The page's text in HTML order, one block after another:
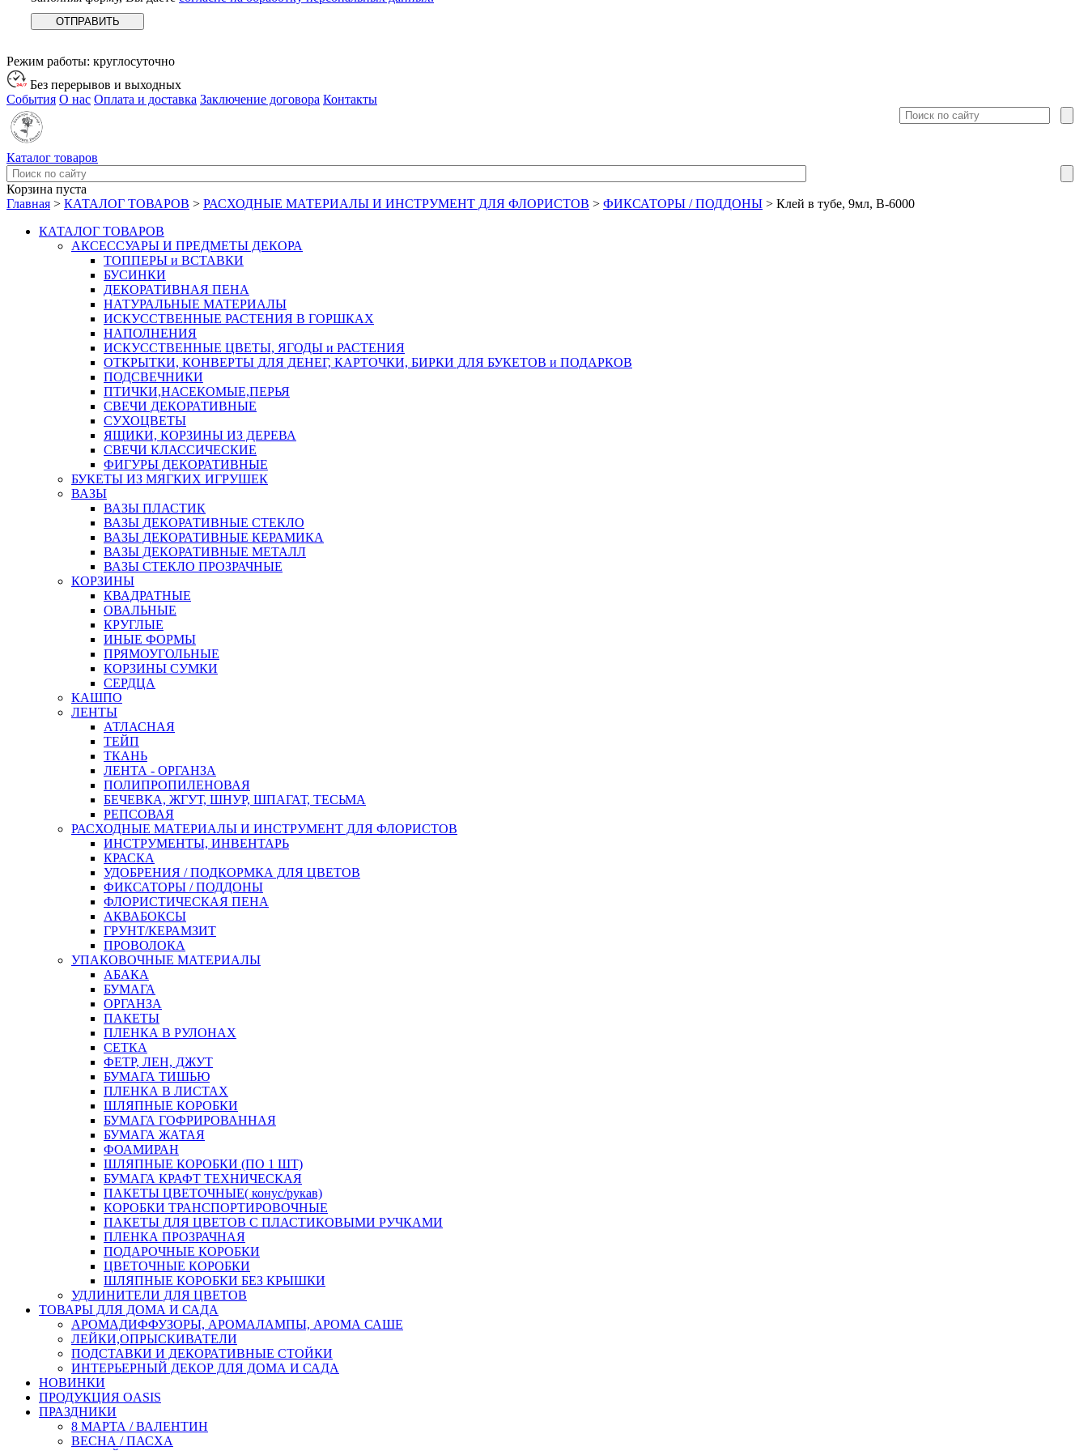
Режим работы: круглосуточно
Без перерывов и выходных
События О нас Оплата и доставка Заключение договора Контакты
Каталог товаров
Корзина пуста
Главная > КАТАЛОГ ТОВАРОВ > РАСХОДНЫЕ МАТЕРИАЛЫ И ИНСТРУМЕНТ ДЛЯ ФЛОРИСТОВ > ФИКСАТОРЫ / ПОДДОНЫ > Клей в тубе, 9мл, B-6000
КАТАЛОГ ТОВАРОВ
АКСЕССУАРЫ И ПРЕДМЕТЫ ДЕКОРА
ТОППЕРЫ и ВСТАВКИ
БУСИНКИ
ДЕКОРАТИВНАЯ ПЕНА
НАТУРАЛЬНЫЕ МАТЕРИАЛЫ
ИСКУССТВЕННЫЕ РАСТЕНИЯ В ГОРШКАХ
НАПОЛНЕНИЯ
ИСКУССТВЕННЫЕ ЦВЕТЫ, ЯГОДЫ и РАСТЕНИЯ
ОТКРЫТКИ, КОНВЕРТЫ ДЛЯ ДЕНЕГ, КАРТОЧКИ, БИРКИ ДЛЯ БУКЕТОВ и ПОДАРКОВ
ПОДСВЕЧНИКИ
ПТИЧКИ,НАСЕКОМЫЕ,ПЕРЬЯ
СВЕЧИ ДЕКОРАТИВНЫЕ
СУХОЦВЕТЫ
ЯЩИКИ, КОРЗИНЫ ИЗ ДЕРЕВА
СВЕЧИ КЛАССИЧЕСКИЕ
ФИГУРЫ ДЕКОРАТИВНЫЕ
БУКЕТЫ ИЗ МЯГКИХ ИГРУШЕК
ВАЗЫ
ВАЗЫ ПЛАСТИК
ВАЗЫ ДЕКОРАТИВНЫЕ СТЕКЛО
ВАЗЫ ДЕКОРАТИВНЫЕ КЕРАМИКА
ВАЗЫ ДЕКОРАТИВНЫЕ МЕТАЛЛ
ВАЗЫ СТЕКЛО ПРОЗРАЧНЫЕ
КОРЗИНЫ
КВАДРАТНЫЕ
ОВАЛЬНЫЕ
КРУГЛЫЕ
ИНЫЕ ФОРМЫ
ПРЯМОУГОЛЬНЫЕ
КОРЗИНЫ СУМКИ
СЕРДЦА
КАШПО
ЛЕНТЫ
АТЛАСНАЯ
ТЕЙП
ТКАНЬ
ЛЕНТА - ОРГАНЗА
ПОЛИПРОПИЛЕНОВАЯ
БЕЧЕВКА, ЖГУТ, ШНУР, ШПАГАТ, ТЕСЬМА
РЕПСОВАЯ
РАСХОДНЫЕ МАТЕРИАЛЫ И ИНСТРУМЕНТ ДЛЯ ФЛОРИСТОВ
ИНСТРУМЕНТЫ, ИНВЕНТАРЬ
КРАСКА
УДОБРЕНИЯ / ПОДКОРМКА ДЛЯ ЦВЕТОВ
ФИКСАТОРЫ / ПОДДОНЫ
ФЛОРИСТИЧЕСКАЯ ПЕНА
АКВАБОКСЫ
ГРУНТ/КЕРАМЗИТ
ПРОВОЛОКА
УПАКОВОЧНЫЕ МАТЕРИАЛЫ
АБАКА
БУМАГА
ОРГАНЗА
ПАКЕТЫ
ПЛЕНКА В РУЛОНАХ
СЕТКА
ФЕТР, ЛЕН, ДЖУТ
БУМАГА ТИШЬЮ
ПЛЕНКА В ЛИСТАХ
ШЛЯПНЫЕ КОРОБКИ
БУМАГА ГОФРИРОВАННАЯ
БУМАГА ЖАТАЯ
ФОАМИРАН
ШЛЯПНЫЕ КОРОБКИ (ПО 1 ШТ)
БУМАГА КРАФТ ТЕХНИЧЕСКАЯ
ПАКЕТЫ ЦВЕТОЧНЫЕ( конус/рукав)
КОРОБКИ ТРАНСПОРТИРОВОЧНЫЕ
ПАКЕТЫ ДЛЯ ЦВЕТОВ С ПЛАСТИКОВЫМИ РУЧКАМИ
ПЛЕНКА ПРОЗРАЧНАЯ
ПОДАРОЧНЫЕ КОРОБКИ
ЦВЕТОЧНЫЕ КОРОБКИ
ШЛЯПНЫЕ КОРОБКИ БЕЗ КРЫШКИ
УДЛИНИТЕЛИ ДЛЯ ЦВЕТОВ
ТОВАРЫ ДЛЯ ДОМА И САДА
АРОМАДИФФУЗОРЫ, АРОМАЛАМПЫ, АРОМА САШЕ
ЛЕЙКИ,ОПРЫСКИВАТЕЛИ
ПОДСТАВКИ И ДЕКОРАТИВНЫЕ СТОЙКИ
ИНТЕРЬЕРНЫЙ ДЕКОР ДЛЯ ДОМА И САДА
НОВИНКИ
ПРОДУКЦИЯ OASIS
ПРАЗДНИКИ
8 МАРТА / ВАЛЕНТИН
ВЕСНА / ПАСХА